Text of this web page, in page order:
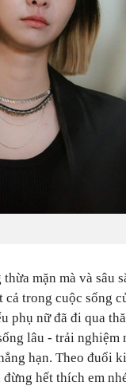
mặn mà và sâu
trong cuộc sống
phụ nữ đã đi qua
lâu - trải nghiệm
hạn. Theo đuổi
hết thích em